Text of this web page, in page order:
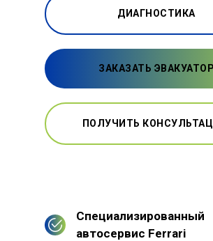
ДИАГНОСТИКА
ЗАКАЗАТЬ ЭВАКУАТОР
ПОЛУЧИТЬ
Специализированный
автосервис Ferrari